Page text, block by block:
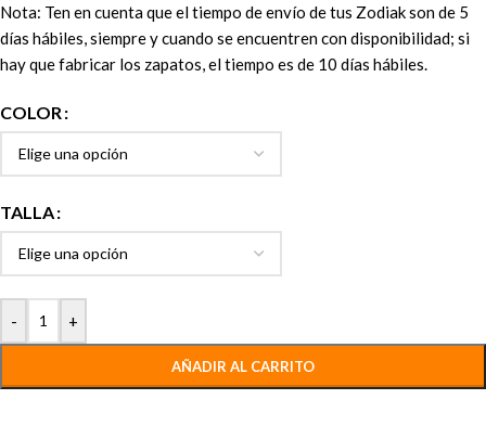
Nota: Ten en cuenta que el tiempo de envío de tus Zodiak son de 5
días hábiles, siempre y cuando se encuentren con disponibilidad; si
hay que fabricar los zapatos, el tiempo es de 10 días hábiles.
COLOR
TALLA
- +
AÑADIR AL CARRITO